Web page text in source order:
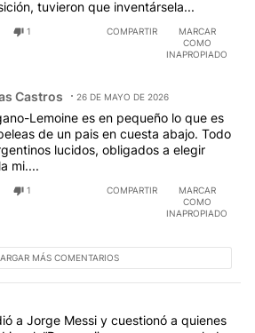
tuvieron que inventársela...
1 COMPARTIR
MARCAR
COMO
INAPROPIADO
Castros 26 DE MAYO DE 2026
Lemoine es en pequeño lo que es
de un pais en cuesta abajo. Todo
lucidos, obligados a elegir
mi....
1 COMPARTIR
MARCAR
COMO
INAPROPIADO
MÁS COMENTARIOS
artículos con más comentarios en los
con el título "Milei despidió a Jorge
a Jorge Messi y cuestionó a quienes